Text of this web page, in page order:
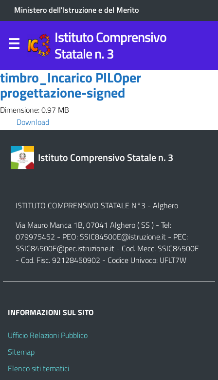
Ministero dell'Istruzione e del Merito
Istituto Comprensivo
Statale n. 3
timbro_Incarico PILOper
progettazione-signed
Dimensione: 0.97 MB
Download
Istituto Comprensivo Statale n. 3
ISTITUTO COMPRENSIVO STATALE N°3 - Alghero
Via Mauro Manca 1B, 07041 Alghero ( SS ) - Tel:
079975452 - PEO:SSIC84500E@istruzione.it - PEC:
SSIC84500E@pec.istruzione.it - Cod. Mecc. SSIC84500E
- Cod. Fisc. 92128450902 - Codice Univoco: UFLT7W
INFORMAZIONI SUL SITO
Ufficio Relazioni Pubblico
Sitemap
Elenco siti tematici